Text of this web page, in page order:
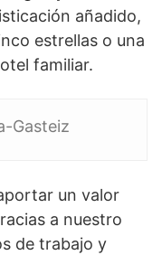
añadido,
estrellas o una
familiar.
Gasteiz
un valor
a nuestro
de trabajo y